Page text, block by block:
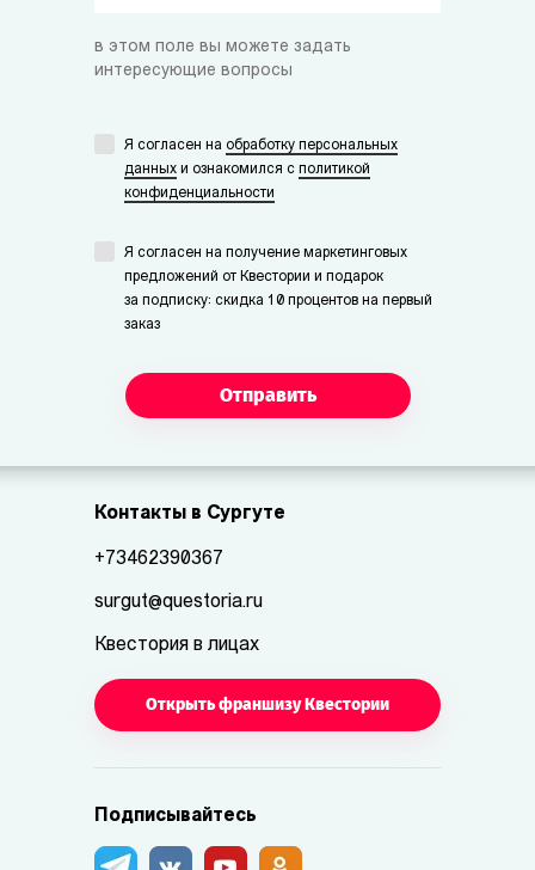
в этом поле вы можете задать
интересующие вопросы
Я согласен на обработку персональных
данных и ознакомился с политикой
конфиденциальности
Я согласен на получение маркетинговых
предложений от Квестории и подарок
за подписку: скидка 10 процентов на первый
заказ
Отправить
Контакты в Сургуте
+73462390367
surgut@questoria.ru
Квестория в лицах
Открыть франшизу Квестории
Подписывайтесь